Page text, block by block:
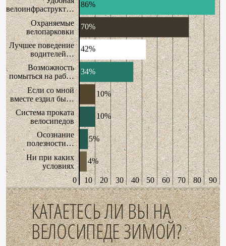
велоинфраструкт…
Охраняемые
велопарковки
Лучшее поведение
водителей…
Возможность
помыться на раб…
Если со мной
вместе ездил бы…
Система проката
велосипедов
Осознание
полезности…
Ни при каких
условиях
0 10 20 30 40 50 60 70 80 90
86%
70%
42%
34%
10%
10%
5%
4%
КАТАЕТЕСЬ ЛИ ВЫ НА
ВЕЛОСИПЕДЕ ЗИМОЙ?